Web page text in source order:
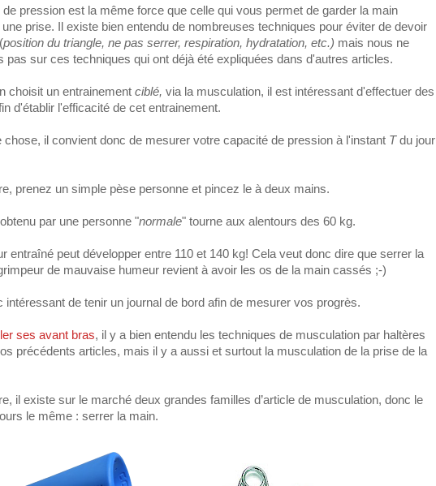
pression est la même force que celle qui vous permet de garder la main
prise. Il existe bien entendu de nombreuses techniques pour éviter de devoir
position du triangle, ne pas serrer, respiration, hydratation, etc.) mais nous ne
pas sur ces techniques qui ont déjà été expliquées dans d'autres articles.
choisit un entrainement ciblé, via la musculation, il est intéressant d'effectuer des
d'établir l'efficacité de cet entrainement.
chose, il convient donc de mesurer votre capacité de pression à l'instant Tdu jour
prenez un simple pèse personne et pincez le à deux mains.
par une personne "normale" tourne aux alentours des 60 kg.
entraîné peut développer entre 110 et 140 kg! Cela veut donc dire que serrer la
de mauvaise humeur revient à avoir les os de la main cassés ;-)
intéressant de tenir un journal de bord afin de mesurer vos progrès.
ses avant bras, il y a bien entendu les techniques de musculation par haltères
précédents articles, mais il y a aussi et surtout la musculation de la prise de la
il existe sur le marché deux grandes familles d’article de musculation, donc le
le même : serrer la main.